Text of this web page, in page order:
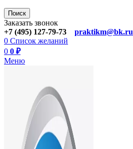
Поиск
Заказать звонок
+7 (495) 127-79-73
praktikm@bk.ru
0 Список желаний
0 0 ₽
Меню